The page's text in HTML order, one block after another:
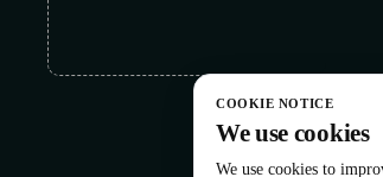
COOKIE NOTICE
We use cookies
We use cookies to